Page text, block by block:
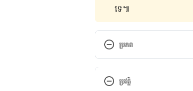
ទេ៕
ប្រភព
5 Simple Ways to Be
https://
ប្រវត្តិ